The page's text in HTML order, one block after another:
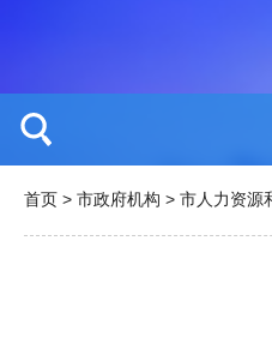
首页 > 市政府机构 > 市人力资源